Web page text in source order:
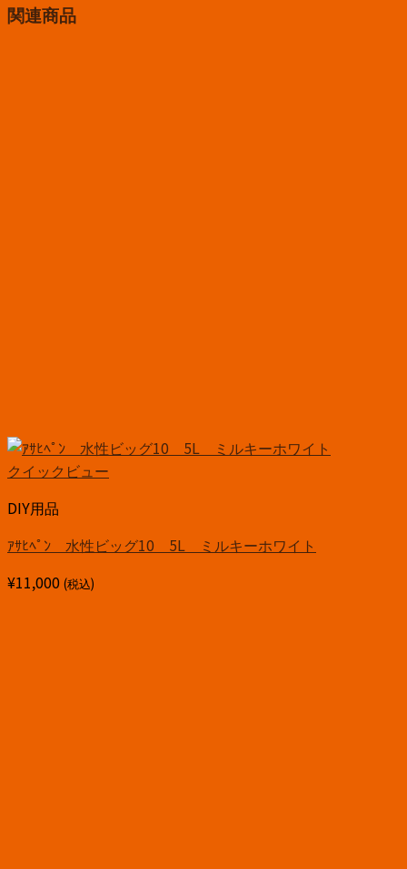
関連商品
クイックビュー
DIY用品
ｱｻﾋﾍﾟﾝ 水性ビッグ10 5L ミルキーホワイト
¥11,000 (税込)